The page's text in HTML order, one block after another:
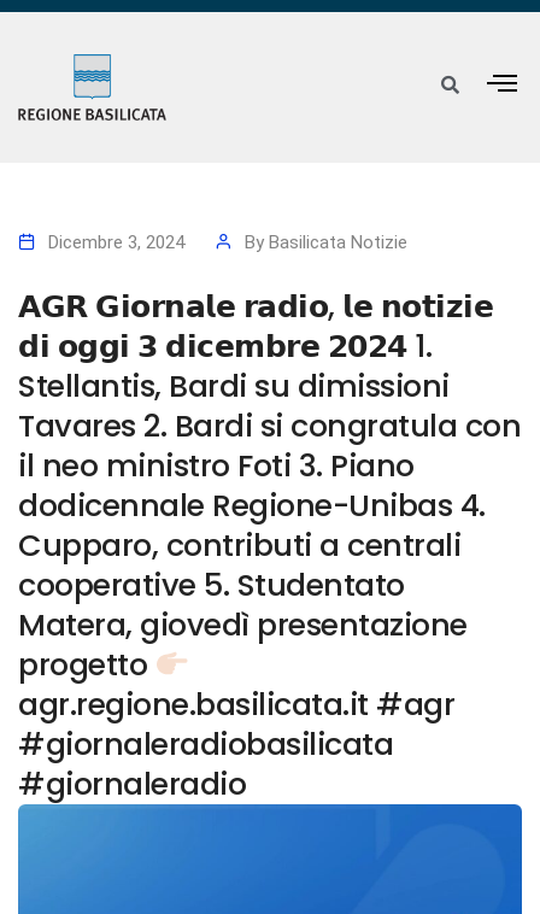
Dicembre 3, 2024 By Basilicata Notizie
𝗔𝗚𝗥 𝗚𝗶𝗼𝗿𝗻𝗮𝗹𝗲 𝗿𝗮𝗱𝗶𝗼, 𝗹𝗲 𝗻𝗼𝘁𝗶𝘇𝗶𝗲
𝗱𝗶 𝗼𝗴𝗴𝗶 𝟯 𝗱𝗶𝗰𝗲𝗺𝗯𝗿𝗲 𝟮𝟬𝟮𝟰 1.
Stellantis, Bardi su dimissioni
Tavares 2. Bardi si congratula con
il neo ministro Foti 3. Piano
dodicennale Regione-Unibas 4.
Cupparo, contributi a centrali
cooperative 5. Studentato
Matera, giovedì presentazione
progetto
agr.regione.basilicata.it #agr
#giornaleradiobasilicata
#giornaleradio